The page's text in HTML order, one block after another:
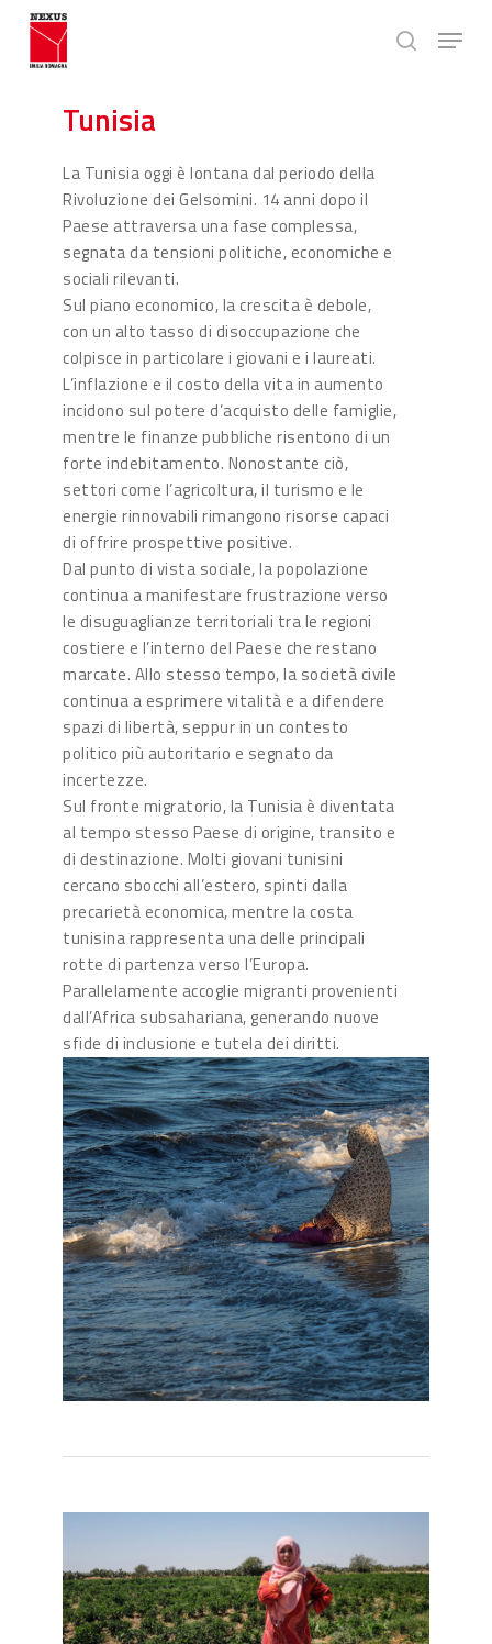
Skip
main
search
Menu
Tunisia
La Tunisia oggi è lontana dal periodo della
Rivoluzione dei Gelsomini. 14 anni dopo il
Paese attraversa una fase complessa,
segnata da tensioni politiche, economiche e
sociali rilevanti.
Sul piano economico, la crescita è debole,
con un alto tasso di disoccupazione che
colpisce in particolare i giovani e i laureati.
L’inflazione e il costo della vita in aumento
incidono sul potere d’acquisto delle famiglie,
mentre le finanze pubbliche risentono di un
forte indebitamento. Nonostante ciò,
settori come l’agricoltura, il turismo e le
energie rinnovabili rimangono risorse capaci
di offrire prospettive positive.
Dal punto di vista sociale, la popolazione
continua a manifestare frustrazione verso
le disuguaglianze territoriali tra le regioni
costiere e l’interno del Paese che restano
marcate. Allo stesso tempo, la società civile
continua a esprimere vitalità e a difendere
spazi di libertà, seppur in un contesto
politico più autoritario e segnato da
incertezze.
Sul fronte migratorio, la Tunisia è diventata
al tempo stesso Paese di origine, transito e
di destinazione. Molti giovani tunisini
cercano sbocchi all’estero, spinti dalla
precarietà economica, mentre la costa
tunisina rappresenta una delle principali
rotte di partenza verso l’Europa.
Parallelamente accoglie migranti provenienti
dall’Africa subsahariana, generando nuove
sfide di inclusione e tutela dei diritti.